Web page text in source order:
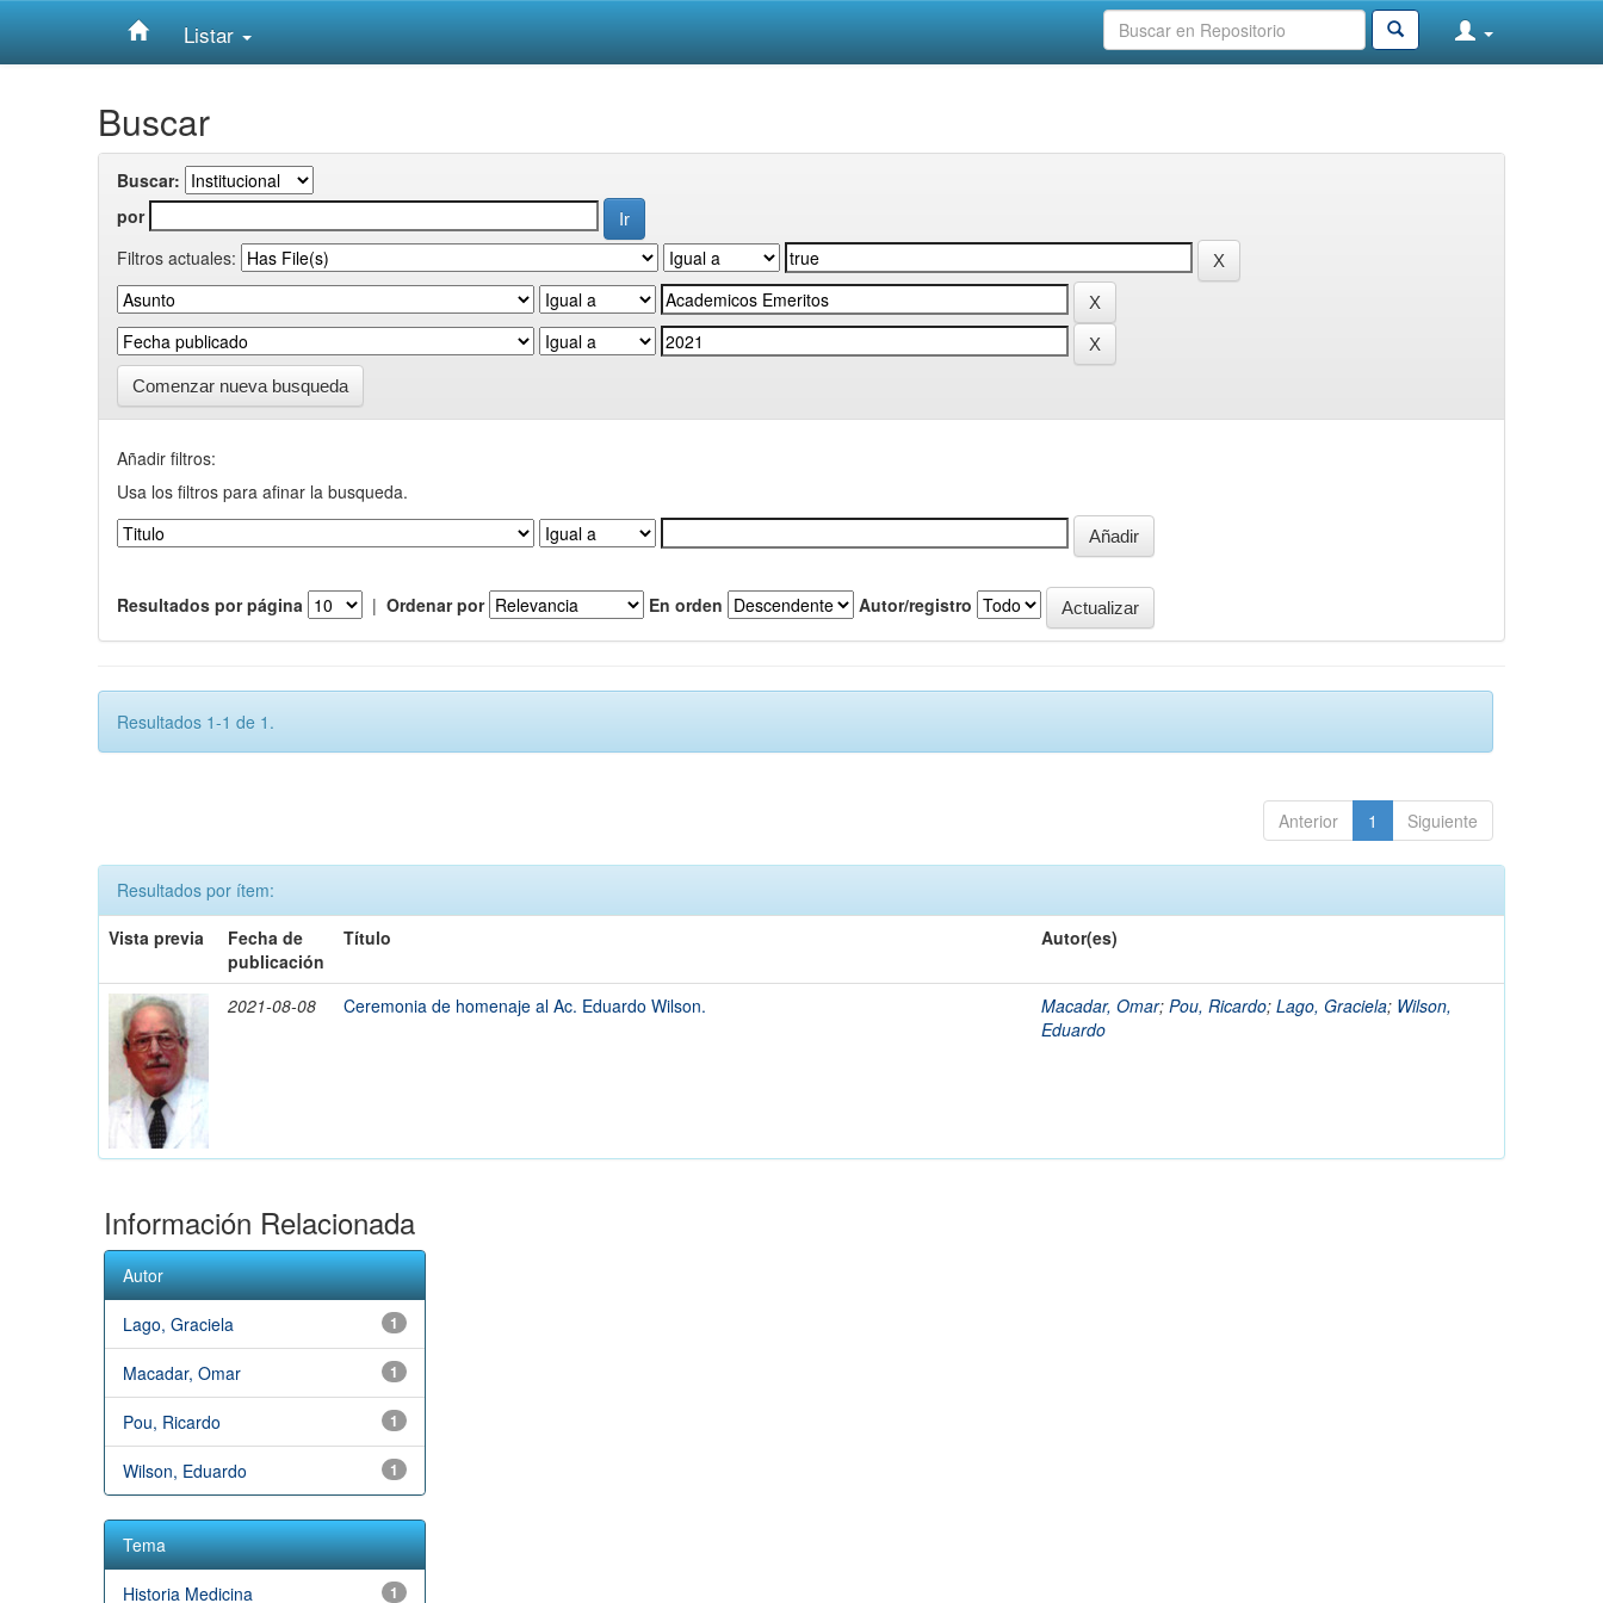
Listar
Buscar
Buscar:
por
Filtros actuales:
Comenzar nueva busqueda
Añadir filtros:
Usa los filtros para afinar la busqueda.
Resultados por página | Ordenar por En orden Autor/registro
Resultados 1-1 de 1.
Anterior 1 Siguiente
Resultados por ítem:
Vista previa
Fecha de
publicación
Título Autor(es)
2021-08-08 Ceremonia de homenaje al Ac. Eduardo Wilson. Macadar, Omar; Pou, Ricardo; Lago, Graciela; Wilson,
Eduardo
Información Relacionada
Autor
1
Lago, Graciela
1
Macadar, Omar
1
Pou, Ricardo
1
Wilson, Eduardo
Tema
1
Historia Medicina